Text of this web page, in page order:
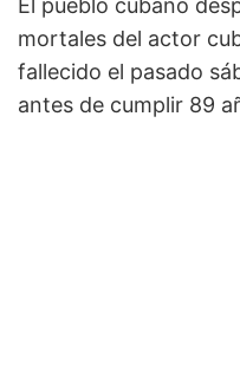
El pueblo cubano
mortales del actor
fallecido el pasado
antes de cumplir 89